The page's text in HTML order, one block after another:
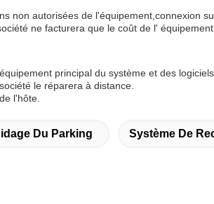
non autorisées de l'équipement,connexion
ne facturera que le coût de l'
principal du système et des
le réparera à distance.
l'hôte.
Du Parking Système De